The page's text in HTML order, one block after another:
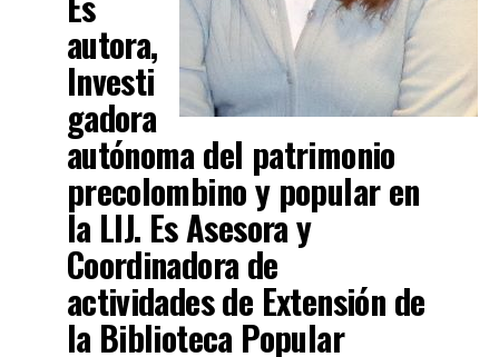
autora,
Investi
gadora
autónoma del patrimonio
precolombino y popular en
la LIJ. Es Asesora y
Coordinadora de
actividades de Extensión de
la Biblioteca Popular